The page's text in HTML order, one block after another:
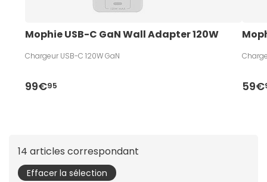
Mophie USB-C GaN Wall Adapter 120W
Chargeur USB-C 120W GaN
99€95 59€
14 articles correspondant
Effacer la sélection